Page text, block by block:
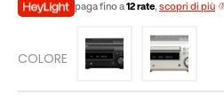
originale
era:
paga fino a12 rate, scopri di più
COLORE